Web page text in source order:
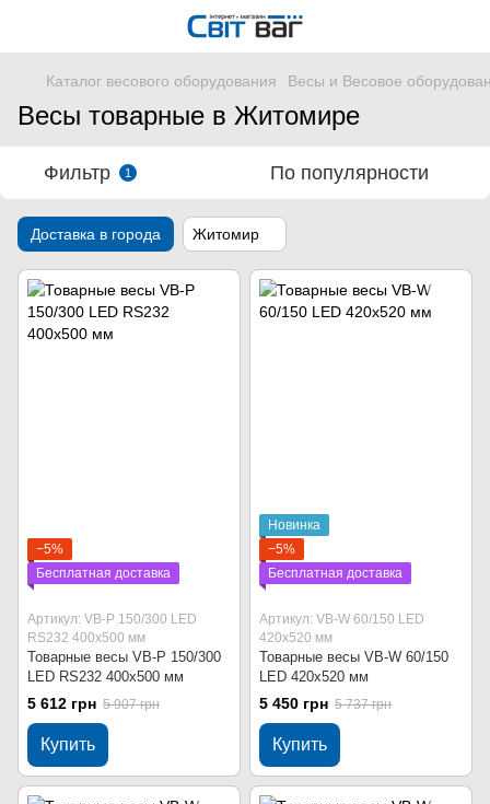
Каталог весового оборудования Весы и Весовое
Весы товарные в Житомире
Фильтр 1 По популярности
Доставка в города Житомир
−5%
Бесплатная доставка
Артикул: VB-P 150/300 LED
RS232 400х500 мм
Товарные весы VB-P 150/300
LED RS232 400х500 мм
5 612 грн 5 907 грн
Купить
Новинка
−5%
Бесплатная доставка
Артикул: VB-W 60/150 LED
420х520 мм
Товарные весы VB-W 60/150
LED 420х520 мм
5 450 грн 5 737 грн
Купить